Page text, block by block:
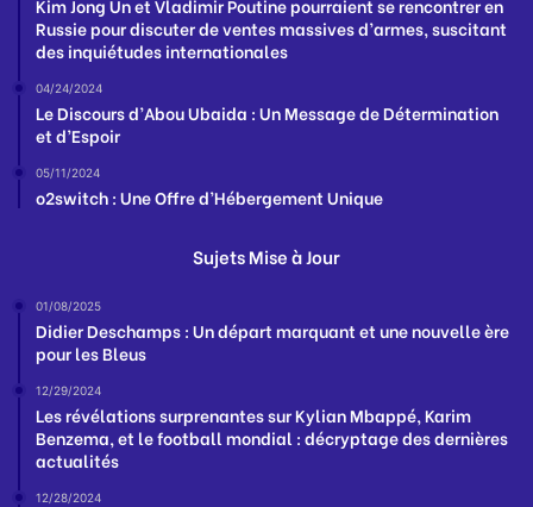
Kim Jong Un et Vladimir Poutine pourraient se rencontrer en
Russie pour discuter de ventes massives d’armes, suscitant
des inquiétudes internationales
04/24/2024
Le Discours d’Abou Ubaida : Un Message de Détermination
et d’Espoir
05/11/2024
o2switch : Une Offre d’Hébergement Unique
Sujets Mise à Jour
01/08/2025
Didier Deschamps : Un départ marquant et une nouvelle ère
pour les Bleus
12/29/2024
Les révélations surprenantes sur Kylian Mbappé, Karim
Benzema, et le football mondial : décryptage des dernières
actualités
12/28/2024